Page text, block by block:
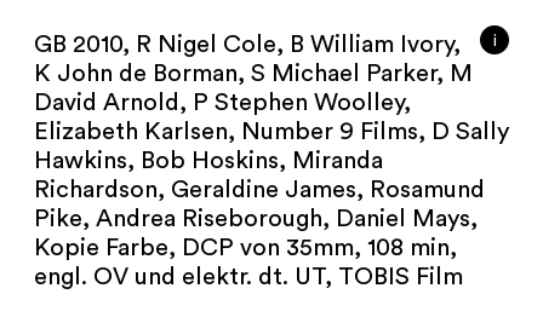
RESTAURIERUNG
KONTAKT
NEWSLETTER
PRESSE
i
GB 2010, R Nigel Cole, B William Ivory,
K John de Borman, S Michael Parker, M
David Arnold, P Stephen Woolley,
Elizabeth Karlsen, Number 9 Films, D Sally
Hawkins, Bob Hoskins, Miranda
Richardson, Geraldine James, Rosamund
Pike, Andrea Riseborough, Daniel Mays,
Kopie Farbe, DCP von 35mm, 108 min,
engl. OV und elektr. dt. UT, TOBIS Film